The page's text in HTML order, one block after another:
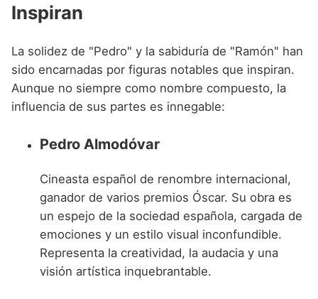
Inspiran
La solidez de "Pedro" y la sabiduría de "Ramón" han
sido encarnadas por figuras notables que inspiran.
Aunque no siempre como nombre compuesto, la
influencia de sus partes es innegable:
Pedro Almodóvar
Cineasta español de renombre internacional,
ganador de varios premios Óscar. Su obra es
un espejo de la sociedad española, cargada de
emociones y un estilo visual inconfundible.
Representa la creatividad, la audacia y una
visión artística inquebrantable.